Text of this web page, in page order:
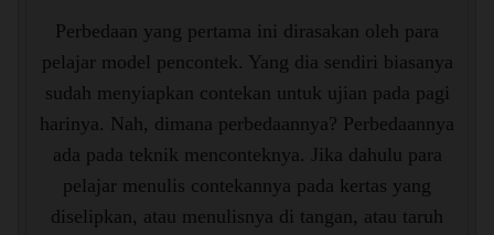
Perbedaan yang pertama ini dirasakan oleh para
pelajar model pencontek. Yang dia sendiri biasanya
sudah menyiapkan contekan untuk ujian pada pagi
harinya. Nah, dimana perbedaannya? Perbedaannya
ada pada teknik menconteknya. Jika dahulu para
pelajar menulis contekannya pada kertas yang
diselipkan, atau menulisnya di tangan, atau taruh